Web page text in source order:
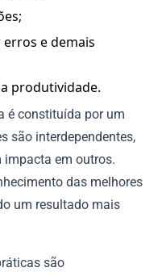
e demais
produtividade.
é constituída por um
são interdependentes,
em outros.
das melhores
um resultado mais
são